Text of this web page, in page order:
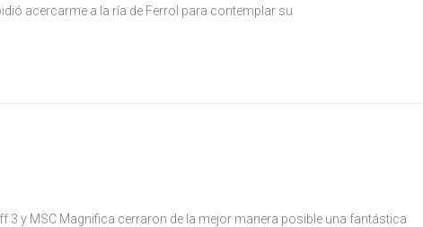
acercarme a la ría de Ferrol para contemplar su
3 y MSC Magnifica cerraron de la mejor manera posible una fantástica